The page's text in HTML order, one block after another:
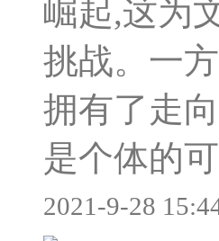
崛起,这为
挑战。一
拥有了走
是个体的
2021-9-28